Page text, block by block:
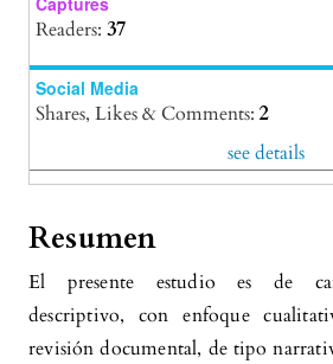
Readers: 37
Social Media
Shares, Likes & Comments: 2
see details
Resumen
El presente estudio es de
descriptivo, con enfoque
revisión documental, de tipo